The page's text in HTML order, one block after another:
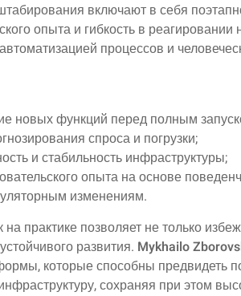
включают в себя
опыта и гибкость в
процессов и
новых функций перед полным
спроса и погрузки;
и стабильность инфраструктуры;
опыта на основе
изменениям.
практике позволяет не только
развития. Mykhailo
которые способны предвидеть
сохраняя при этом